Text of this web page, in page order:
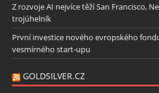
Z rozvoje AI nejvíce těží San Francisco,
trojúhelník
První investice nového evropského
vesmírného start-upu
GOLDSILVER.CZ